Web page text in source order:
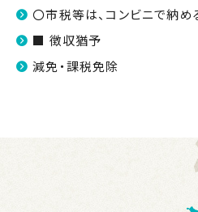
〇市税等は、コンビニで納め
■ 徴収猶予
減免・課税免除